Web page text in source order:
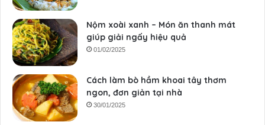
Nộm xoài xanh – Món ăn thanh mát
giúp giải ngấy hiệu quả
01/02/2025
Cách làm bò hầm khoai tây thơm
ngon, đơn giản tại nhà
30/01/2025